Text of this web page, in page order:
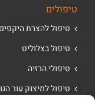
טיפולים
טיפול להצרת היקפים
טיפול בצלוליט
טיפולי הרזיה
טיפול למיצוק עור